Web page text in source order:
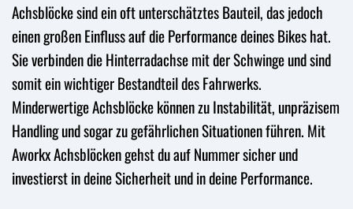
Achsblöcke sind ein oft unterschätztes Bauteil, das jedoch
einen großen Einfluss auf die Performance deines Bikes hat.
Sie verbinden die Hinterradachse mit der Schwinge und sind
somit ein wichtiger Bestandteil des Fahrwerks.
Minderwertige Achsblöcke können zu Instabilität, unpräzisem
Handling und sogar zu gefährlichen Situationen führen. Mit
Aworkx Achsblöcken gehst du auf Nummer sicher und
investierst in deine Sicherheit und in deine Performance.